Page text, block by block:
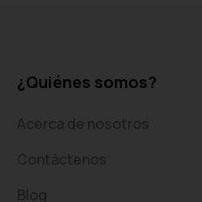
¿Quiénes somos?
Acerca de nosotros
Contáctenos
Blog